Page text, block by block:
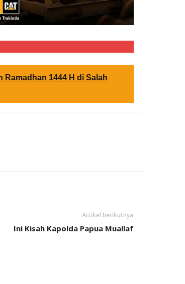
Ramadhan 1444 H di Salah
Artikel berikutnya
Ini Kisah Kapolda Papua Muallaf